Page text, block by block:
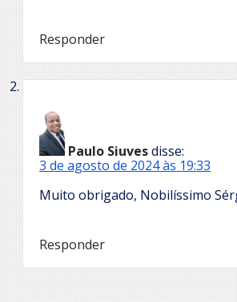
Responder
Paulo Siuvesdisse:
3 de agosto de 2024 às 19:33
Muito obrigado, Nobilíssimo
Responder